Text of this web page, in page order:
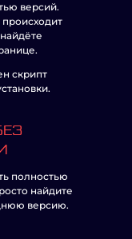
версий.
скрипт
полностью
найдите
версию.